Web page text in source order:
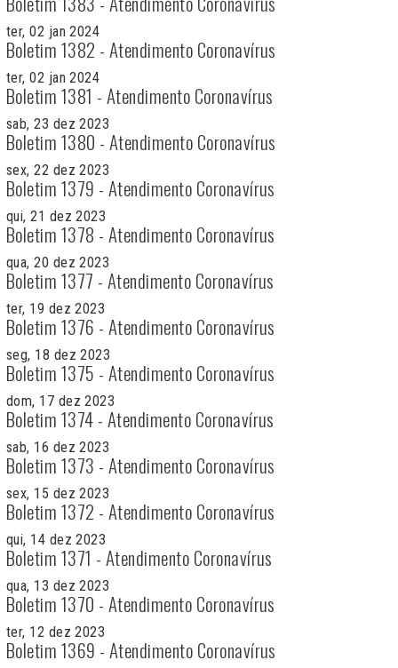
ter, 02 jan 2024
Boletim 1382 - Atendimento Coronavírus
ter, 02 jan 2024
Boletim 1381 - Atendimento Coronavírus
sab, 23 dez 2023
Boletim 1380 - Atendimento Coronavírus
sex, 22 dez 2023
Boletim 1379 - Atendimento Coronavírus
qui, 21 dez 2023
Boletim 1378 - Atendimento Coronavírus
qua, 20 dez 2023
Boletim 1377 - Atendimento Coronavírus
ter, 19 dez 2023
Boletim 1376 - Atendimento Coronavírus
seg, 18 dez 2023
Boletim 1375 - Atendimento Coronavírus
dom, 17 dez 2023
Boletim 1374 - Atendimento Coronavírus
sab, 16 dez 2023
Boletim 1373 - Atendimento Coronavírus
sex, 15 dez 2023
Boletim 1372 - Atendimento Coronavírus
qui, 14 dez 2023
Boletim 1371 - Atendimento Coronavírus
qua, 13 dez 2023
Boletim 1370 - Atendimento Coronavírus
ter, 12 dez 2023
Boletim 1369 - Atendimento Coronavírus